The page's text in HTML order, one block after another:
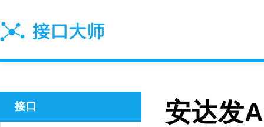
接口 安达发